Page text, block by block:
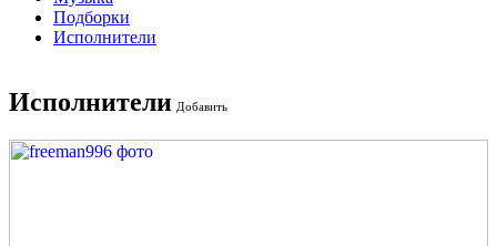
Подборки
Исполнители
Исполнители Добавить